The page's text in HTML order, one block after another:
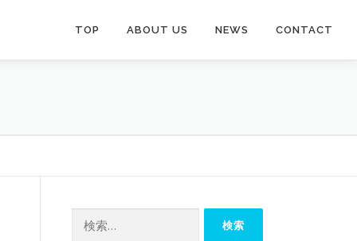
TOP ABOUT US NEWS CONTACT